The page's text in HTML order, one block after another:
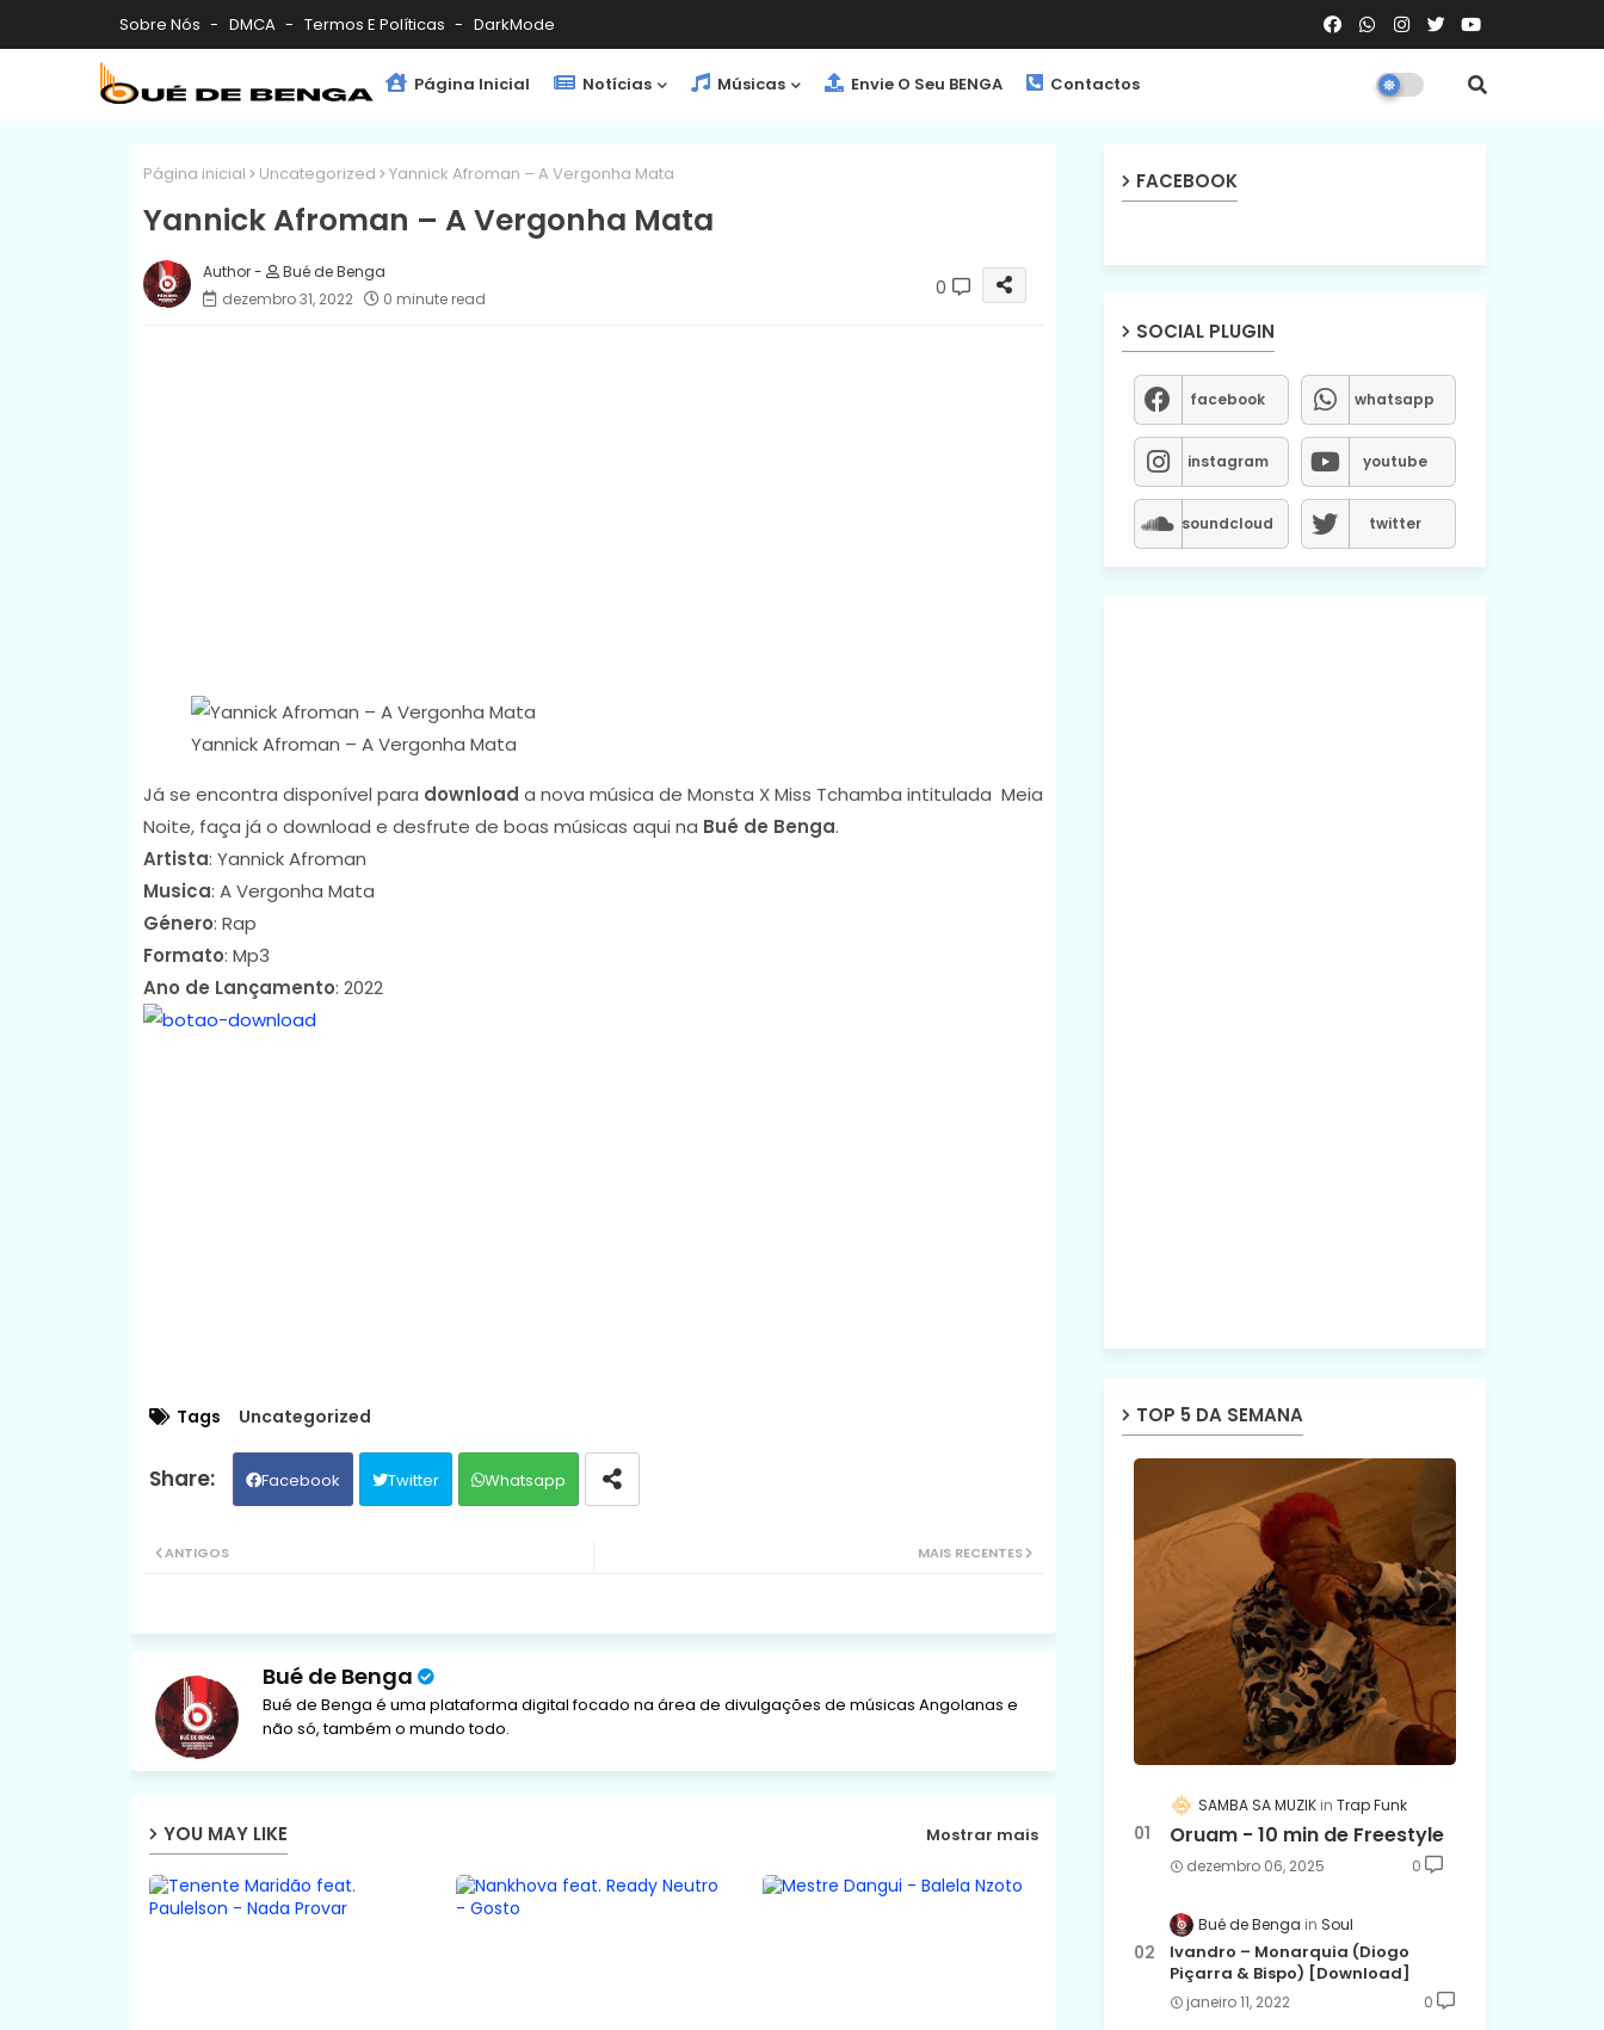
Sobre Nós DMCA Termos E Políticas DarkMode
Página Inicial Notícias Músicas Envie O Seu BENGA Contactos
Página inicial Uncategorized Yannick Afroman – A Vergonha Mata
Yannick Afroman – A Vergonha Mata
Bué de Benga
dezembro 31, 2022
0 minute read 0
Yannick Afroman – A Vergonha Mata
Já se encontra disponível para download a nova música de Monsta X Miss Tchamba intitulada Meia
Noite, faça já o download e desfrute de boas músicas aqui na Bué de Benga.
Artista: Yannick Afroman
Musica: A Vergonha Mata
Género: Rap
Formato: Mp3
Ano de Lançamento: 2022
Tags Uncategorized
Facebook Twitter Whatsapp
MAIS RECENTES
ANTIGOS
Bué de Benga
Bué de Benga é uma plataforma digital focado na área de divulgações de músicas Angolanas e
não só, também o mundo todo.
YOU MAY LIKE Mostrar mais
FACEBOOK
SOCIAL PLUGIN
facebook whatsapp
instagram youtube
soundcloud twitter
TOP 5 DA SEMANA
SAMBA SA MUZIK Trap Funk
Oruam - 10 min de Freestyle
dezembro 06, 2025 0
Bué de Benga Soul
Ivandro – Monarquia (Diogo
Piçarra & Bispo) [Download]
janeiro 11, 2022 0